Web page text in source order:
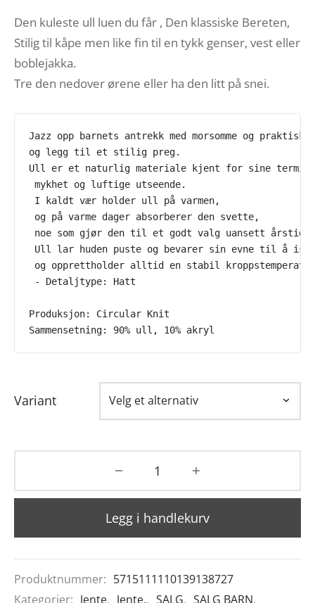
kr 239,95.kr 119,95.
Den kuleste ull luen du får , Den klassiske Bereten,
Stilig til kåpe men like fin til en tykk genser, vest eller
boblejakka.
Tre den nedover ørene eller ha den litt på snei.
Jazz opp barnets antrekk med morsomme og
og legg til et stilig preg.
Ull er et naturlig materiale kjent for sine
mykhet og luftige utseende.
I kaldt vær holder ull på varmen,
og på varme dager absorberer den svette,
noe som gjør den til et godt valg uansett årstid.
Ull lar huden puste og bevarer sin evne til å
og opprettholder alltid en stabil
- Detaljtype: Hatt
Produksjon: Circular Knit
Sammensetning: 90% ull, 10% akryl
Variant
Legg i handlekurv
Produktnummer: 5715111110139138727
Kategorier: Jente, Jente., SALG, SALG BARN,